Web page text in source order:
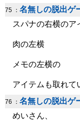
75 ： 名無しの脱出ゲ
スパナの右横のア
肉の左横
メモの左横の
アイテムも取れて
76 ： 名無しの脱出ゲ
めいさん、